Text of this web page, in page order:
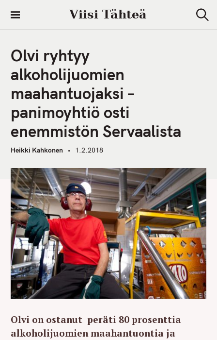
i
Viisi Tähteä
e
Olvi ryhtyy
alkoholijuomien
maahantuojaksi –
panimoyhtiö osti
enemmistön Servaalista
Heikki Kahkonen 1.2.2018
Olvi on ostanut peräti 80 prosenttia
alkoholijuomien maahantuontia ja